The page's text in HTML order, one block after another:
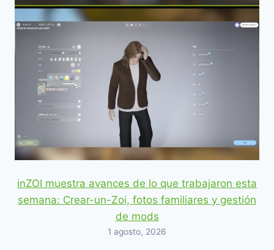
inZOI muestra avances de lo que trabajaron esta
semana: Crear-un-Zoi, fotos familiares y gestión
de mods
1 agosto, 2026